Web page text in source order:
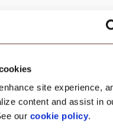
site experience,
content and assist in
our cookie policy.
configurarsi
connesso.
app delle app
riuscito.